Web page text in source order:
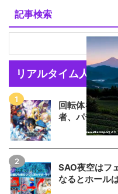
記事検索
リアルタイム人気記
回転体を狙い
者、パチSAO
SAO夜空はフ
なるとホール